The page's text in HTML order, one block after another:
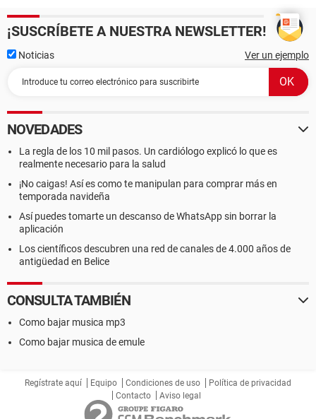
¡SUSCRÍBETE A NUESTRA NEWSLETTER!
Noticias Ver un ejemplo
NOVEDADES
La regla de los 10 mil pasos. Un cardiólogo explicó lo que es
realmente necesario para la salud
¡No caigas! Así es como te manipulan para comprar más en
temporada navideña
Así puedes tomarte un descanso de WhatsApp sin borrar la
aplicación
Los científicos descubren una red de canales de 4.000 años de
antigüedad en Belice
CONSULTA TAMBIÉN
Como bajar musica mp3
Como bajar musica de emule
Regístrate aquí Equipo Condiciones de uso
Política de privacidad
Contacto
Aviso legal